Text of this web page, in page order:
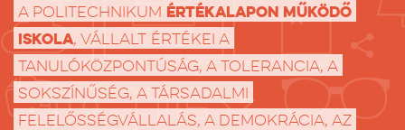
A Politechnikum értékalapon működő
iskola, vállalt értékei a
tanulóközpontúság, a tolerancia, a
sokszínűség, a társadalmi
felelősségvállalás, a demokrácia, az